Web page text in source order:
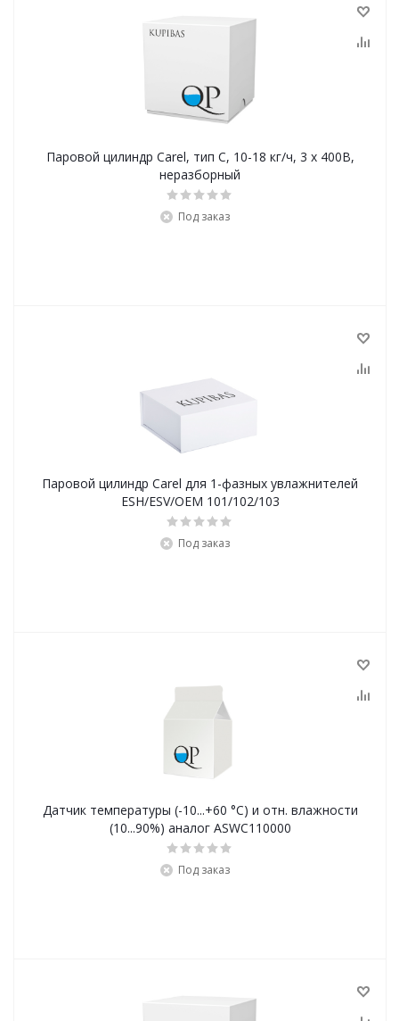
Паровой цилиндр Carel, тип С, 10-18 кг/ч, 3 х 400В,
неразборный
Под заказ
Паровой цилиндр Carel для 1-фазных увлажнителей
ESH/ESV/OEM 101/102/103
Под заказ
Датчик температуры (-10...+60 °C) и отн. влажности
(10...90%) аналог ASWC110000
Под заказ